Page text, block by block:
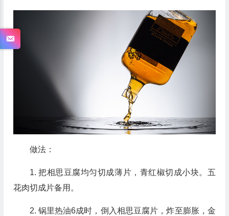
做法：
1. 把相思豆腐均匀切成薄片，青红椒切成小块。五
花肉切成片备用。
2. 锅里热油6成时，倒入相思豆腐片，炸至膨胀，金